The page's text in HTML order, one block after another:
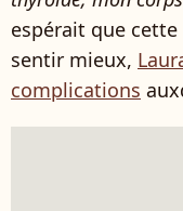
espérait que
sentir mieux,
complications